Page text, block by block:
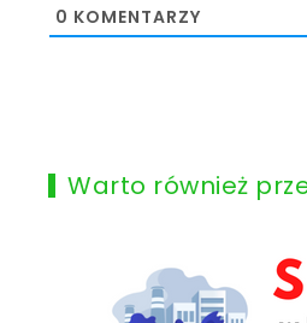
0 KOMENTARZY
Warto również